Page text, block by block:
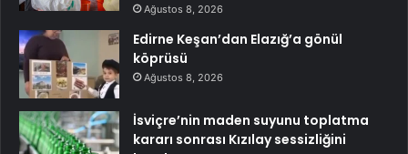
Ağustos 8, 2026
Edirne Keşan’dan Elazığ’a gönül
köprüsü
Ağustos 8, 2026
İsviçre’nin maden suyunu toplatma
kararı sonrası Kızılay sessizliğini